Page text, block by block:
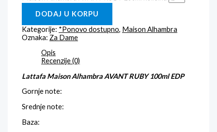
DODAJ U KORPU
Kategorije: *Ponovo dostupno, Maison Alhambra
Oznaka: Za Dame
Opis
Recenzije (0)
Lattafa Maison Alhambra AVANT RUBY 100ml EDP
Gornje note:
Srednje note:
Baza: